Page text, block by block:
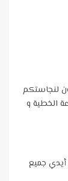
لنجاستكم
الخطية و
جميع